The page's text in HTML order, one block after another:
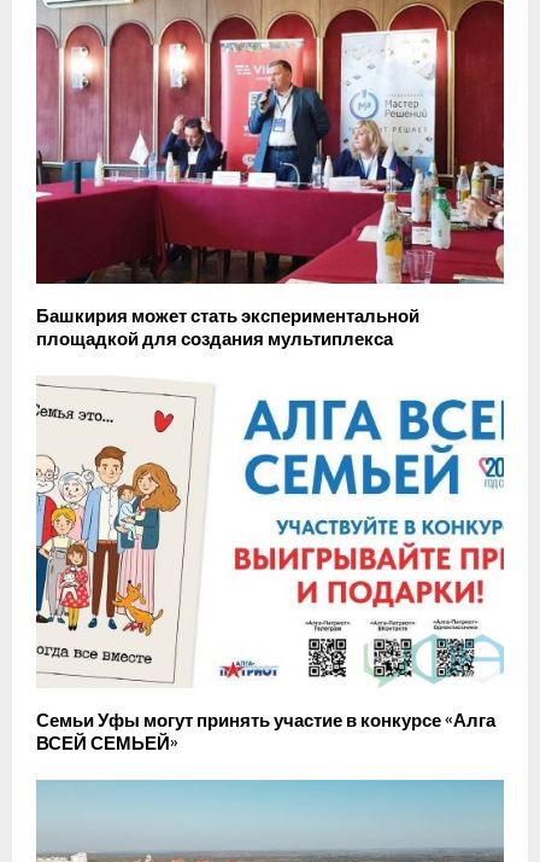
Башкирия может стать экспериментальной
площадкой для создания мультиплекса
Семьи Уфы могут принять участие в конкурсе «Алга
ВСЕЙ СЕМЬЕЙ»